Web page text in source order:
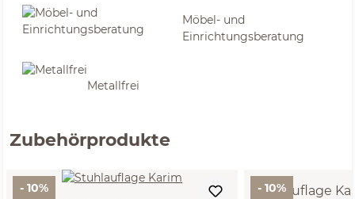
Möbel- und
Einrichtungsberatung
Metallfrei
Zubehörprodukte
- 10% - 10%
Stuhlauflage